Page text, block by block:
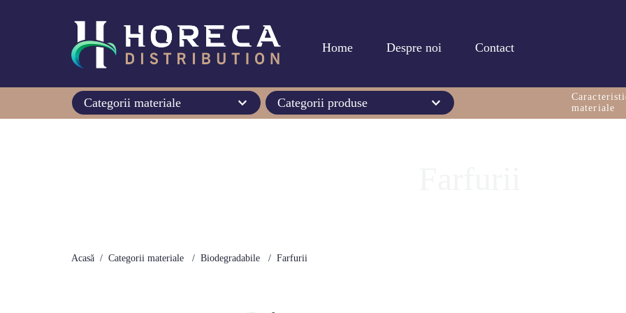
Home Despre noi
Categorii materiale Categorii produse
Contact
materiale
Acasă Categorii materiale Biodegradabile Farfurii